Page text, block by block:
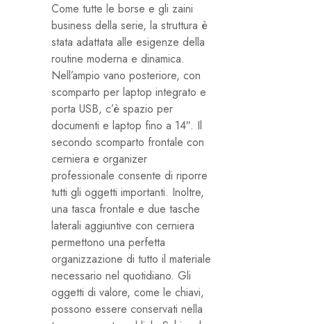
Come tutte le borse e gli zaini
business della serie, la struttura è
stata adattata alle esigenze della
routine moderna e dinamica.
Nell’ampio vano posteriore, con
scomparto per laptop integrato e
porta USB, c’è spazio per
documenti e laptop fino a 14″. Il
secondo scomparto frontale con
cerniera e organizer
professionale consente di riporre
tutti gli oggetti importanti. Inoltre,
una tasca frontale e due tasche
laterali aggiuntive con cerniera
permettono una perfetta
organizzazione di tutto il materiale
necessario nel quotidiano. Gli
oggetti di valore, come le chiavi,
possono essere conservati nella